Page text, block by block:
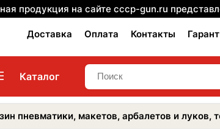
продукция на сайте cccp-gun.ru
Доставка Оплата Контакты
Каталог
пневматики, макетов, арбалетов и